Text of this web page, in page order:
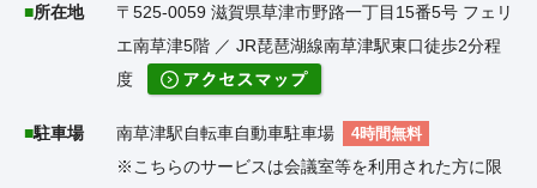
所在地
〒525-0059 滋賀県草津市野路一丁目15番5号 フェリ
エ南草津5階 ／ JR琵琶湖線南草津駅東口徒歩2分程
度
駐車場 南草津駅自転車自動車駐車場 4時間無料
※こちらのサービスは会議室等を利用された方に限